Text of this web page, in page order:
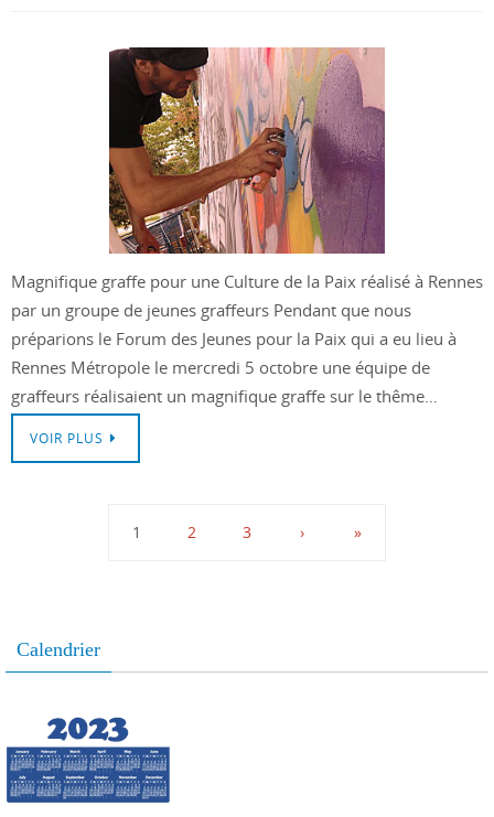
Magnifique graffe pour une Culture de la Paix réalisé à Rennes
par un groupe de jeunes graffeurs Pendant que nous
préparions le Forum des Jeunes pour la Paix qui a eu lieu à
Rennes Métropole le mercredi 5 octobre une équipe de
graffeurs réalisaient un magnifique graffe sur le thême…
VOIR PLUS
1 2 3 › »
Calendrier